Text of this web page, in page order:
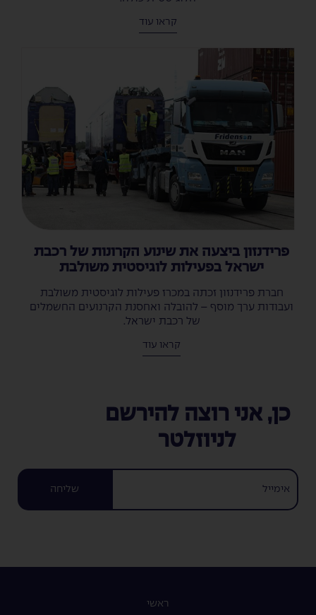
קראו עוד
פרידנזון ביצעה את שינוע הקרונות של רכבת
ישראל בפעילות לוגיסטית משולבת
חברת פרידנזון זכתה במכרז פעילות לוגיסטית משולבת
ועבודות ערך מוסף – להובלה ואחסנת הקרנועים החשמלים
של רכבת ישראל.
קראו עוד
כן, אני רוצה להירשם
לניוזלטר
שליחה
ראשי